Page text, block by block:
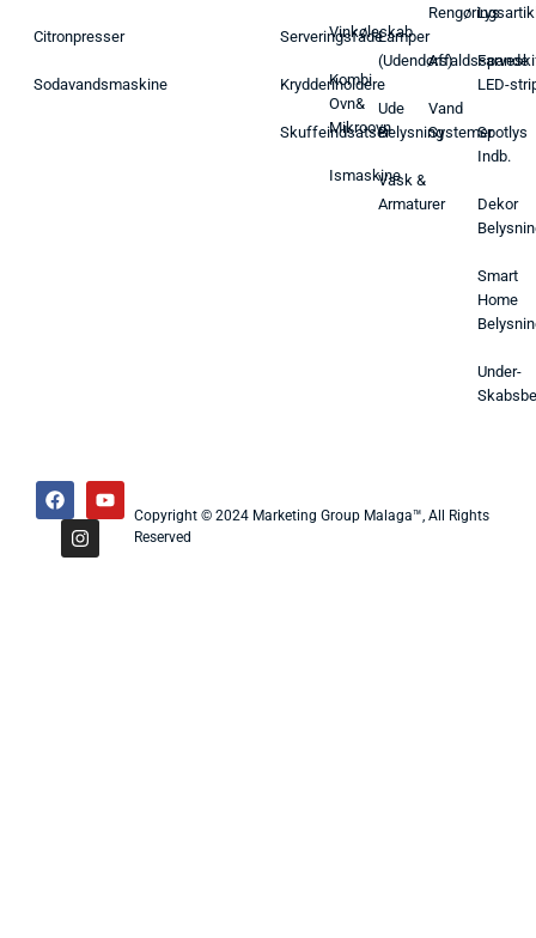
Citronpresser
Sodavandsmaskine
Serveringsfade
Krydderiholdere
Skuffeindsatser
Vinkøleskab
Kombi
Ovn&
Mikroovn
Ismaskine
Lamper
(Udendørs)
Ude
Belysning
Vask &
Armaturer
Affaldsspande
Vand
Systemer
Lys
LED-
Spotlys
Indb.
Dekor
Smart
Home
Under-
Copyright © 2024 Marketing Group Malaga™, All Rights
Reserved